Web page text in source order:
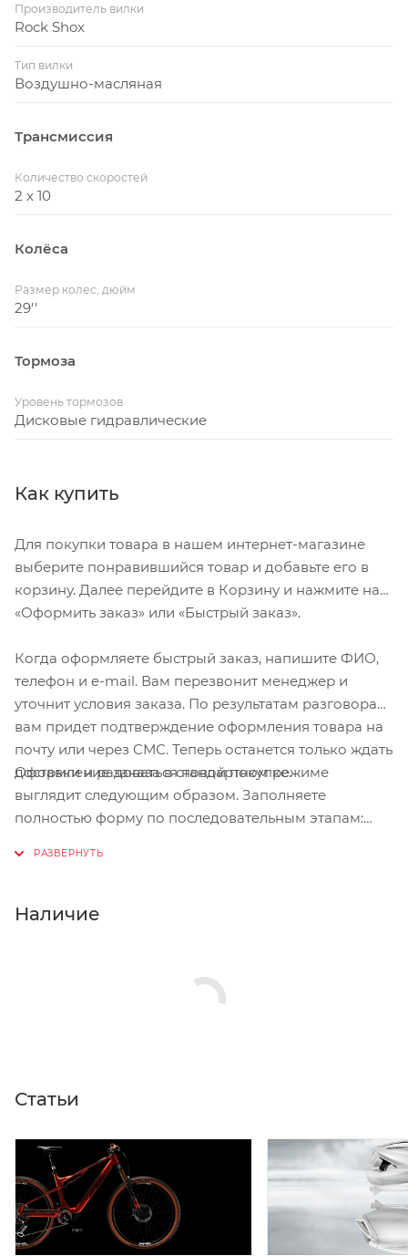
Производитель вилки
Rock Shox
Тип вилки
Воздушно-масляная
Трансмиссия
Количество скоростей
2 x 10
Колёса
Размер колес, дюйм
29''
Тормоза
Уровень тормозов
Дисковые гидравлические
Как купить
Для покупки товара в нашем интернет-магазине
выберите понравившийся товар и добавьте его в
корзину. Далее перейдите в Корзину и нажмите на
«Оформить заказ» или «Быстрый заказ».
Когда оформляете быстрый заказ, напишите ФИО,
телефон и e-mail. Вам перезвонит менеджер и
уточнит условия заказа. По результатам разговора
вам придет подтверждение оформления товара на
почту или через СМС. Теперь останется только ждать
доставки и радоваться новой покупке.
Оформление заказа в стандартном режиме
выглядит следующим образом. Заполняете
полностью форму по последовательным этапам:
Нажмите кнопку «Оформить заказ».
Наличие
Статьи